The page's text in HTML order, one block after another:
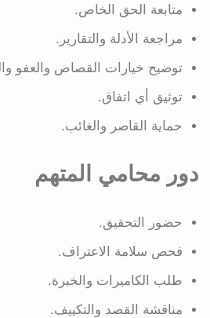
متابعة الحق الخاص.
مراجعة الأدلة والتقارير.
توضيح خيارات القصاص والعفو
توثيق أي اتفاق.
حماية القاصر والغائب.
دور محامي المتهم
حضور التحقيق.
فحص سلامة الاعتراف.
طلب الكاميرات والخبرة.
مناقشة القصد والتكييف.